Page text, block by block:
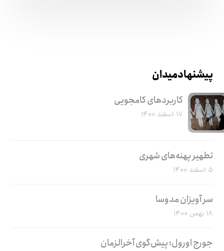
پیشنهاد میدان
کاربرد‌های کامجویی
۱۷ اسفند ۱۴۰۰
تطهیر پهنه‌های شهری
۵ اسفند ۱۴۰۰
سر آویزان مدوسا
۱۸ بهمن ۱۴۰۰
جورج اورول؛ پیش‌گوی آخرالزمان